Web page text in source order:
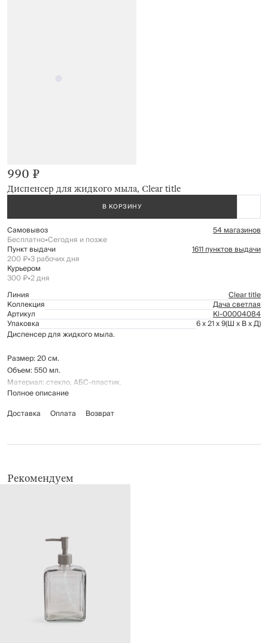
Диспенсер для жидкого мыла, Clear title
990 ₽
В КОРЗИНУ
Самовывоз 54 магазинов
Бесплатно•Сегодня и позже
Пункт выдачи 1611 пунктов выдачи
200 ₽•3 рабочих дня
Курьером
300 ₽•2 дня
Линия
Clear title
Коллекция Дача светлая
Артикул Kl-00004084
Упаковка 6 x 21 x 9(Ш x В x Д)
Диспенсер для жидкого мыла.
Размер: 20 см.
Объем: 550 мл.
Материал: стекло, АБС-пластик.
Рекомендуется мыть вручную с применением мягких моющих средств.
губки.
Полное описание
Доставка
Оплата Возврат
Рекомендуем